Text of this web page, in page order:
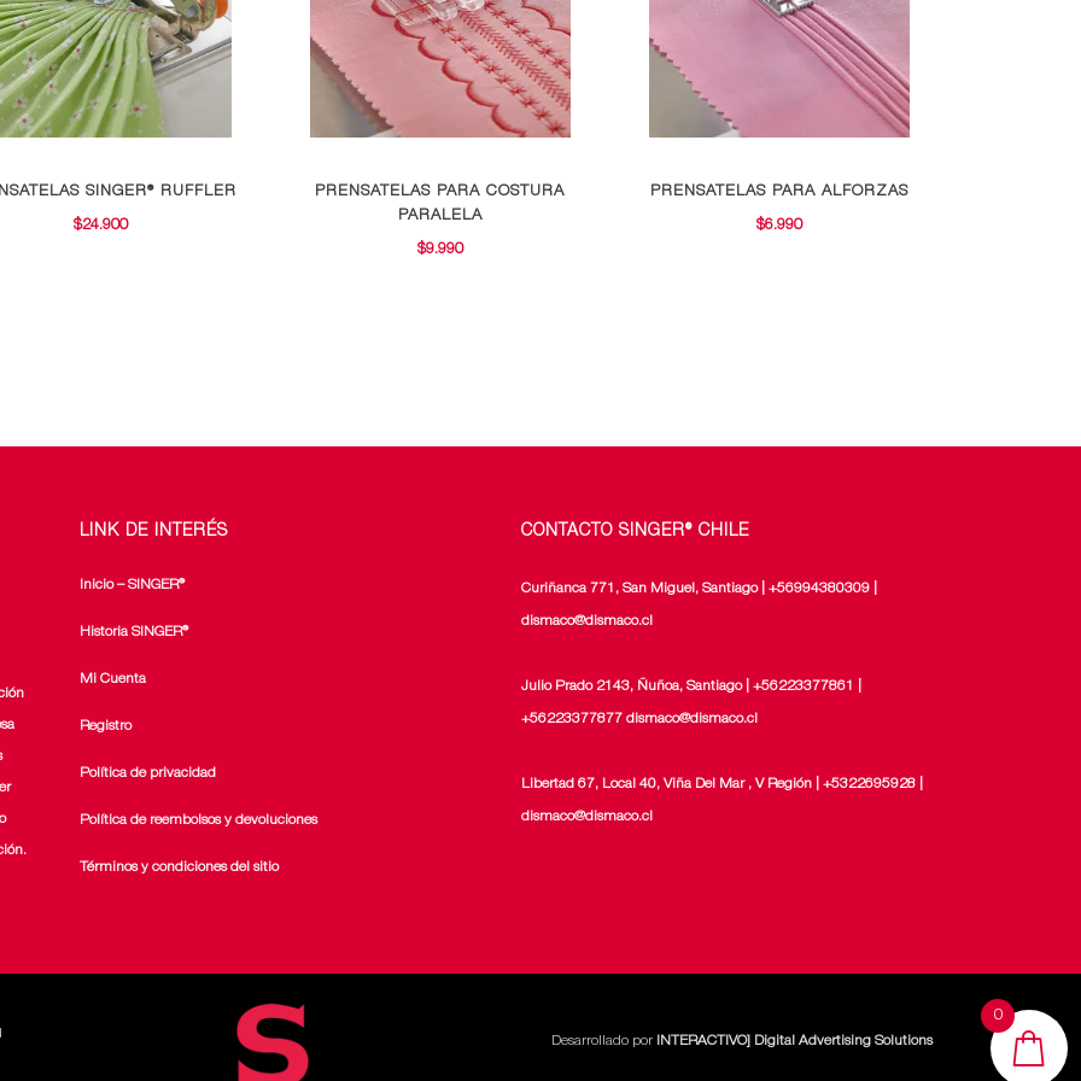
SINGER® RUFFLER
$24.900
PRENSATELAS PARA COSTURA
PARALELA
$9.990
PRENSATELAS PARA ALFORZAS
$6.990
LINK DE INTERÉS
Inicio – SINGER®
Historia SINGER®
Mi Cuenta
Registro
Política de privacidad
Política de reembolsos y devoluciones
Términos y condiciones del sitio
CONTACTO SINGER® CHILE
Curiñanca 771, San Miguel, Santiago | +56994380309 |
dismaco@dismaco.cl
Julio Prado 2143, Ñuñoa, Santiago | +56223377861 |
+56223377877 dismaco@dismaco.cl
Libertad 67, Local 40, Viña Del Mar , V Región | +5322695928 |
dismaco@dismaco.cl
Desarrollado por INTERACTIVO] Digital Advertising Solutions
0